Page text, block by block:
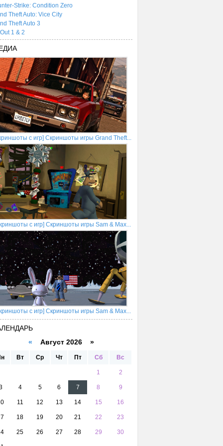
Strike: Condition Zero
Theft Auto: Vice City
Theft Auto 3
1 & 2
с игр] Скриншоты игры Grand Theft...
с игр] Скриншоты игры Sam & Max...
с игр] Скриншоты игры Sam & Max...
« Август 2026 »
Вт Ср Чт Пт Сб Вс
1 2
4 5 6 7 8 9
11 12 13 14 15 16
18 19 20 21 22 23
25 26 27 28 29 30